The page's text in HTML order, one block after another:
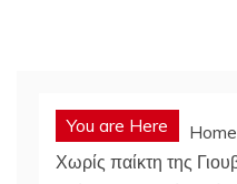
You are Here Home
Χωρίς παίκτη της